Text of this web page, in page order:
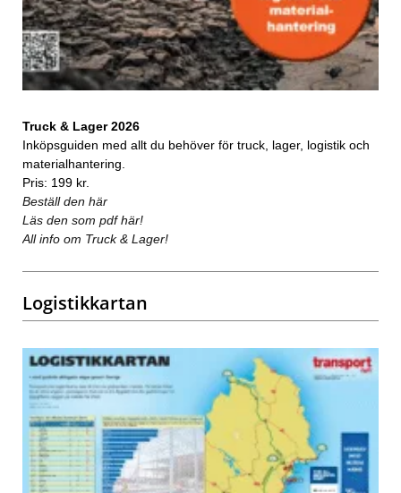
Truck & Lager 2026
Inköpsguiden med allt du behöver för truck, lager, logistik och
materialhantering.
Pris: 199 kr.
Beställ den här
Läs den som pdf här!
All info om Truck & Lager!
Logistikkartan